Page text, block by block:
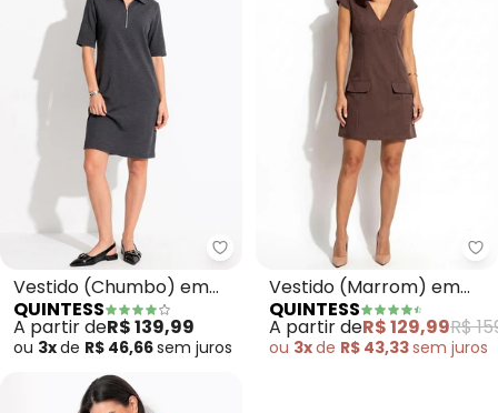
Quintess - Vestido (Chumbo)
Vestido (Chumbo) em
Malha Piquet
QUINTESS
A partir deR$ 139,99
ou 3xde R$ 46,66sem juros
Vestido (Marrom) em
Malha Suede
QUINTESS
A partir deR$ 129,99R$
ou 3xde R$ 43,33sem juros